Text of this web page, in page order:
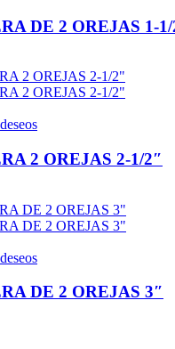
DE 2 OREJAS 1-1/
2 OREJAS 2-1/2″
DE 2 OREJAS 3″